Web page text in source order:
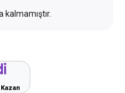
kalmamıştır.